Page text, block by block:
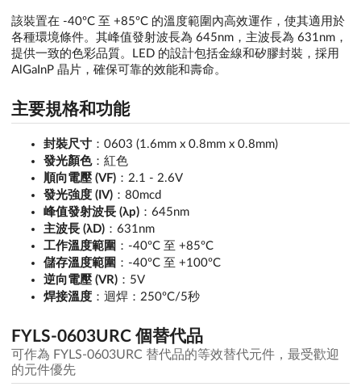
該裝置在 -40ºC 至 +85ºC 的溫度範圍內高效運作，使其適用於
各種環境條件。其峰值發射波長為 645nm，主波長為 631nm，
提供一致的色彩品質。LED 的設計包括金線和矽膠封裝，採用
AlGaInP 晶片，確保可靠的效能和壽命。
主要規格和功能
封裝尺寸 ：0603 (1.6mm x 0.8mm x 0.8mm)
發光顏色：紅色
順向電壓 (VF) ：2.1 - 2.6V
發光強度 (IV) ：80mcd
峰值發射波長 (λp) ：645nm
主波長 (λD) ：631nm
工作溫度範圍 ：-40ºC 至 +85ºC
儲存溫度範圍 ：-40ºC 至 +100ºC
逆向電壓 (VR) ：5V
焊接溫度 ：迴焊：250ºC/5秒
FYLS-0603URC 個替代品
可作為 FYLS-0603URC 替代品的等效替代元件，最受歡迎
的元件優先